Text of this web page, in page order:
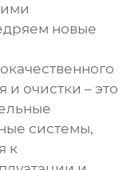
новые
и очистки – это
системы,
к